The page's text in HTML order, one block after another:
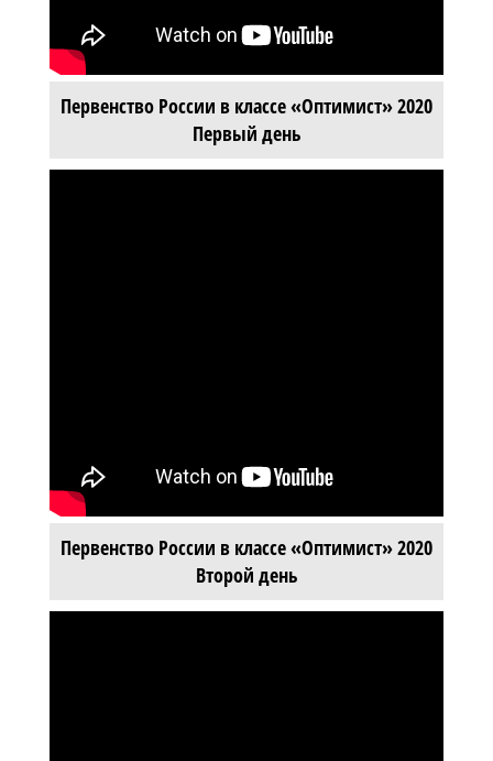
Первенство России в классе «Оптимист» 2020
Первый день
Первенство России в классе «Оптимист» 2020
Второй день